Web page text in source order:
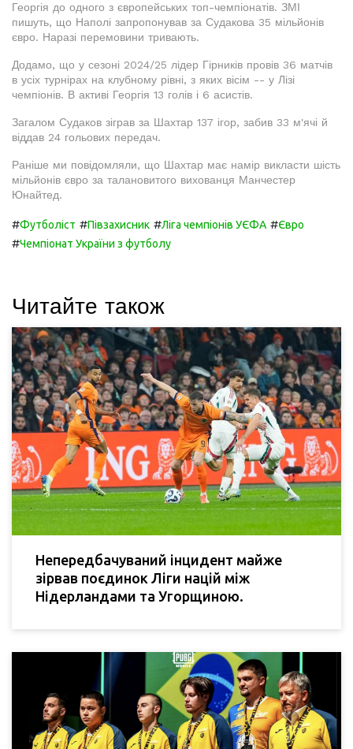
Георгія до одного з європейських топ-чемпіонатів. ЗМІ
пишуть, що Наполі запропонував за Судакова 35 мільйонів
євро. Наразі перемовини тривають.
Додамо, що у сезоні 2024/25 лідер Гірників провів 36 матчів
в усіх турнірах на клубному рівні, з яких вісім -- у Лізі
чемпіонів. В активі Георгія 13 голів і 6 асистів.
Загалом Судаков зіграв за Шахтар 137 ігор, забив 33 м'ячі й
віддав 24 гольових передач.
Раніше ми повідомляли, що Шахтар має намір викласти шість
мільйонів євро за талановитого вихованця Манчестер
Юнайтед.
#Футболіст #Півзахисник #Ліга чемпіонів УЄФА #Євро
#Чемпіонат України з футболу
Читайте також
Непередбачуваний інцидент майже
зірвав поєдинок Ліги націй між
Нідерландами та Угорщиною.